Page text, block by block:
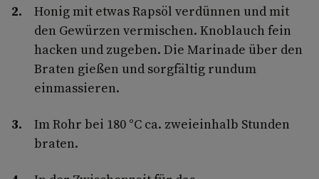
Honig mit etwas Rapsöl verdünnen und mit
den Gewürzen vermischen. Knoblauch fein
hacken und zugeben. Die Marinade über den
Braten gießen und sorgfältig rundum
einmassieren.
Im Rohr bei 180 °C ca. zweieinhalb Stunden
braten.